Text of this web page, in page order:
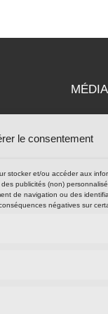
le consentement
stocker et/ou accéder aux
publicités (non)
de navigation ou des
négatives sur
Comptabilité JP